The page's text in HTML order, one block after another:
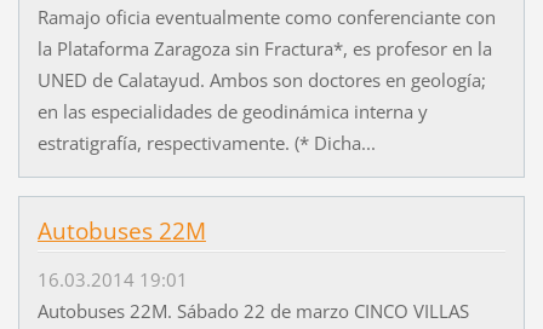
Ramajo oficia eventualmente como conferenciante con
la Plataforma Zaragoza sin Fractura*, es profesor en la
UNED de Calatayud. Ambos son doctores en geología;
en las especialidades de geodinámica interna y
estratigrafía, respectivamente. (* Dicha...
Autobuses 22M
16.03.2014 19:01
Autobuses 22M. Sábado 22 de marzo CINCO VILLAS